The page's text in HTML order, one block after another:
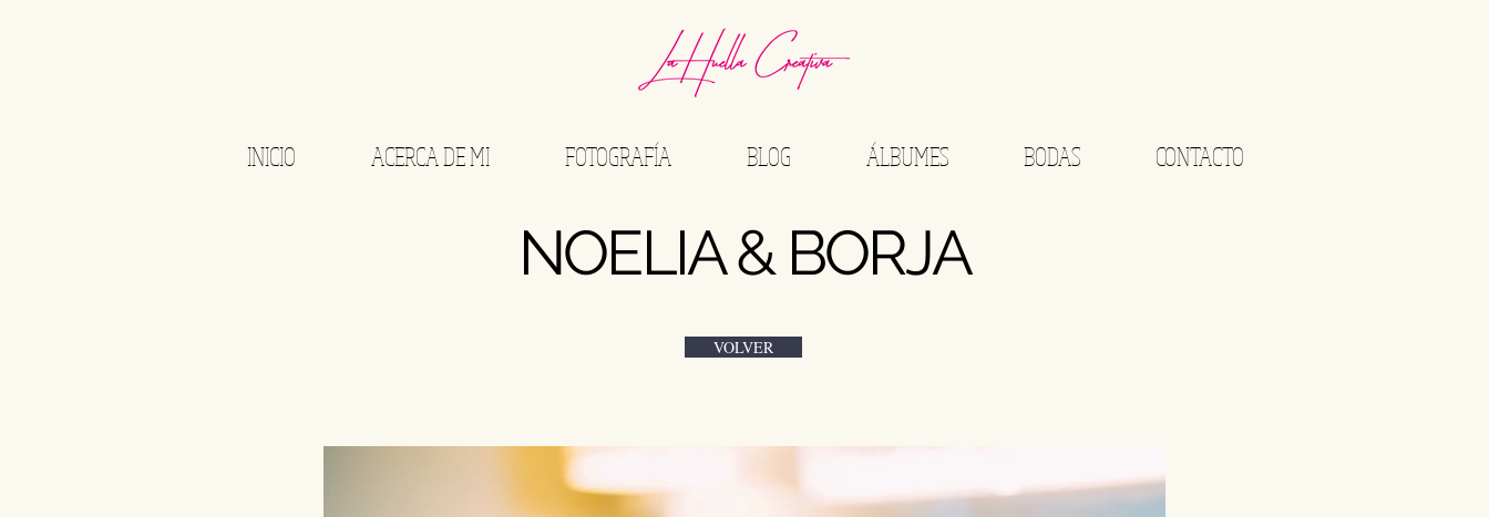
INICIO ACERCA DE MI FOTOGRAFÍA BLOG ÁLBUMES BODAS CONTACTO
NOELIA & BORJA
VOLVER